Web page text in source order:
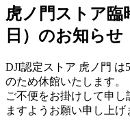
虎ノ門ストア臨
⽇）のお知らせ
DJI認定ストア ⻁ノ門 は
のため休館いたします。
ご不便をお掛けして申
ますようお願い申し上げ